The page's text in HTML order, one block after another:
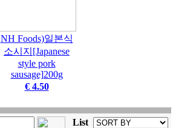
NH Foods)일본식
소시지[Japanese
style pork
sausage]200g
€ 4.50
List